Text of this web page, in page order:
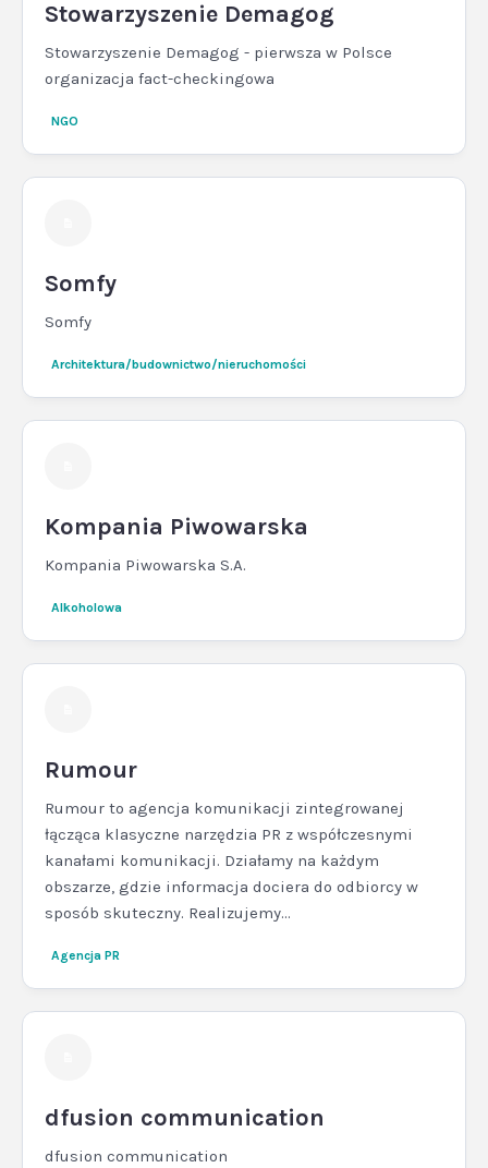
Stowarzyszenie Demagog
Stowarzyszenie Demagog - pierwsza w Polsce
organizacja fact-checkingowa
NGO
Somfy
Somfy
Architektura/budownictwo/nieruchomości
Kompania Piwowarska
Kompania Piwowarska S.A.
Alkoholowa
Rumour
Rumour to agencja komunikacji zintegrowanej
łącząca klasyczne narzędzia PR z współczesnymi
kanałami komunikacji. Działamy na każdym
obszarze, gdzie informacja dociera do odbiorcy w
sposób skuteczny. Realizujemy...
Agencja PR
dfusion communication
dfusion communication